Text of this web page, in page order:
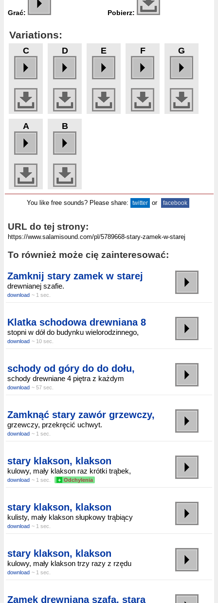
Grać: Pobierz:
Variations:
C D E F G
A B
You like free sounds? Please share: twitter or facebook
URL do tej strony:
To również może cię zainteresować:
Zamknij stary zamek w starej
drewnianej szafie.
download ~ 1 sec.
Klatka schodowa drewniana 8
stopni w dół do budynku wielorodzinnego,
download ~ 10 sec.
schody od góry do do dołu,
schody drewniane 4 piętra z każdym
download ~ 57 sec.
Zamknąć stary zawór grzewczy,
grzewczy, przekręcić uchwyt.
download ~ 1 sec.
stary klakson, klakson
kulowy, mały klakson raz krótki trąbek,
download ~ 1 sec. + Odchylenia
stary klakson, klakson
kulisty, mały klakson słupkowy trąbiący
download ~ 1 sec.
stary klakson, klakson
kulowy, mały klakson trzy razy z rzędu
download ~ 1 sec.
Zamek drewniana szafa, stara